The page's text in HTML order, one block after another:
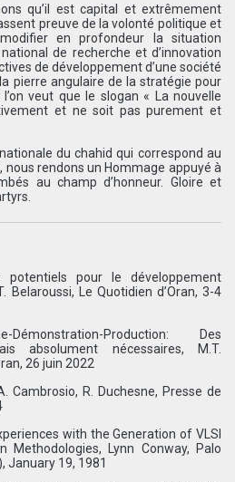
qu’il est capital et extrêmement
preuve de la volonté politique et
en profondeur la situation
de recherche et d’innovation
de développement d’une société
pierre angulaire de la stratégie pour
veut que le slogan « La nouvelle
et ne soit pas purement et
du chahid qui correspond au
nous rendons un Hommage appuyé à
au champ d’honneur. Gloire et
pour le développement
Belaroussi, Le Quotidien d’Oran, 3-4
Démonstration-Production: Des
absolument nécessaires, M.T.
26 juin 2022
Cambrosio, R. Duchesne, Presse de
with the Generation of VLSI
Methodologies, Lynn Conway, Palo
January 19, 1981